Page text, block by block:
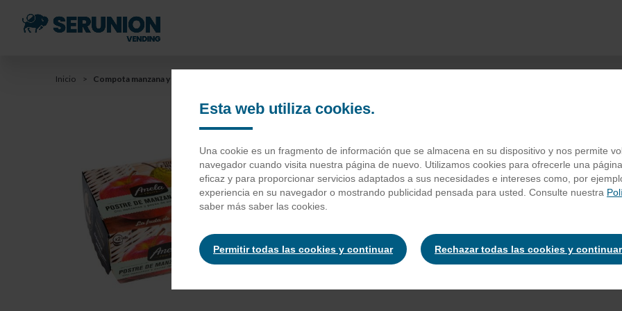
You
Inicio Compota manzana y pera
Compota manzana
Pera 50% y manzana 50%. Producto 100 % natural sin ningún tipo de
Esta web utiliza cookies.
Una cookie es un fragmento de información que se almacena en su dispositivo y nos permite
navegador cuando visita nuestra página de nuevo. Utilizamos cookies para ofrecerle una
eficaz y para proporcionar servicios adaptados a sus necesidades e intereses como, por
experiencia en su navegador o mostrando publicidad pensada para usted. Consulte nuestra
saber más saber las cookies.
Permitir todas las cookies y continuar Rechazar todas las cookies y continuar